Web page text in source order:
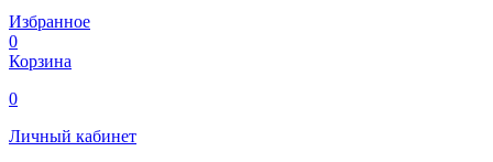
Избранное
0
Корзина
0
Личный кабинет